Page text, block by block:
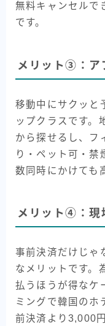
無料キャンセルで
です。
メリット③：ア
移動中にサクッと
ップクラスです。
から探せるし、フ
り・ペット可・禁
数同時にかけても
メリット④：現
事前決済だけじゃ
なメリットです。
払うほうが得なケ
ミングで韓国のホ
前決済より3,000